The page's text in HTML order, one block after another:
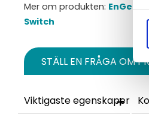
Mer om produkten:
Switch
STÄLL EN FRÅGA OM
Viktigaste egenskaper